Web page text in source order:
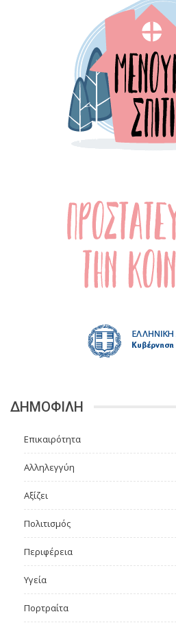
ΔΗΜΟΦΙΛΗ
Επικαιρότητα
Αλληλεγγύη
Αξίζει
Πολιτισμός
Περιφέρεια
Υγεία
Πορτραίτα